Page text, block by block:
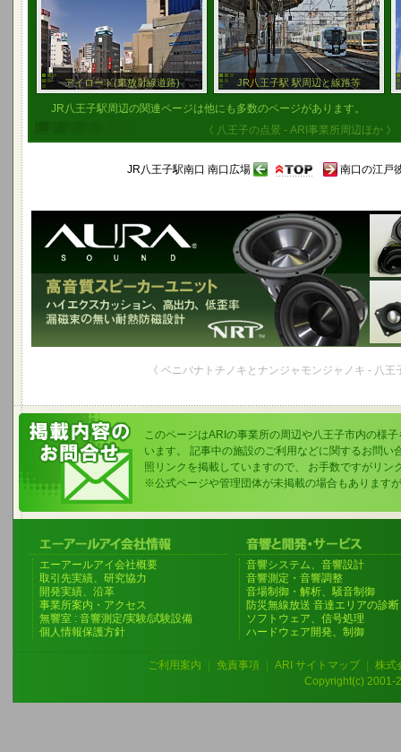
アイロード(東放射線道路) JR八王子駅 駅周辺と線路等
JR八王子駅周辺の関連ページは他にも多数のページがあります。
《 八王子の点景 - ARI事業所周辺ほか 》
JR八王子駅南口 南口広場 南口の江戸
《 ベニバナトチノキとナンジャモンジャノキ - 八王
このページはARIの事業所の周辺や八王子市内の様
います。 記事中の施設のご利用などに関するお問い
照リンクを掲載していますので、 お手数ですがリン
※公式ページや管理団体が未掲載の場合もあります
エーアールアイ会社概要
取引先実績、研究協力
開発実績、沿革
事業所案内・アクセス
無響室 : 音響測定/実験/試験設備
個人情報保護方針
音響システム、音響設計
音響測定・音響調整
音場制御・解析、騒音制御
防災無線放送 音達エリアの診断
ソフトウェア、信号処理
ハードウェア開発、制御
ご利用案内 免責事項 ARI サイトマップ
株式
Copyright(c) 2001-